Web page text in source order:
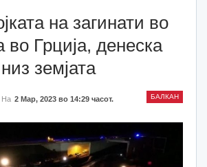
на загинати во
во Грција, денеска
земјата
БАЛКАН
На 2 Мар, 2023 во 14:29 часот.